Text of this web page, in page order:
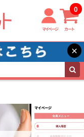
マイページ カート
0
×